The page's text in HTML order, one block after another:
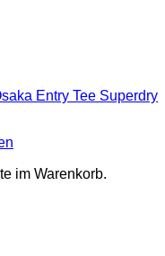
im Warenkorb.
Entry Tee Superdry